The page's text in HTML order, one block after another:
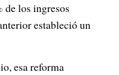
los ingresos
estableció un
esa reforma